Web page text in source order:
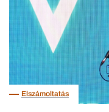
Elszámoltatás